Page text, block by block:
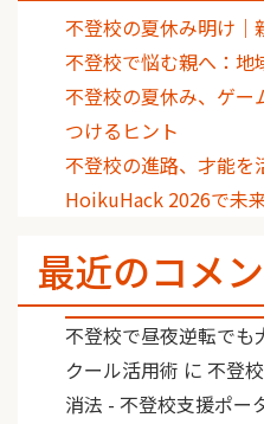
不登校の夏休み明け｜
不登校で悩む親へ：地
不登校の夏休み、ゲー
つけるヒント
不登校の進路、才能を
HoikuHack 2026で未
最近のコメ
不登校で昼夜逆転でも
クール活用術 に 不登
消法 - 不登校支援ポー